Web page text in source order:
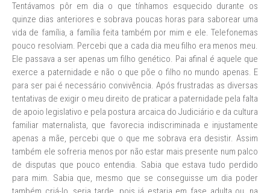
Tentávamos pôr em dia o que tínhamos esquecido durante os
quinze dias anteriores e sobrava poucas horas para saborear uma
vida de família, a família feita também por mim e ele. Telefonemas
pouco resolviam. Percebi que a cada dia meu filho era menos meu.
Ele passava a ser apenas um filho genético. Pai afinal é aquele que
exerce a paternidade e não o que põe o filho no mundo apenas. E
para ser pai é necessário convivência. Após frustradas as diversas
tentativas de exigir o meu direito de praticar a paternidade pela falta
de apoio legislativo e pela postura arcaica do Judiciário e da cultura
familiar maternalista, que favorecia indiscriminada e injustamente
apenas a mãe, percebi que o que me sobrava era desistir. Assim
também ele sofreria menos por não estar mais presente num palco
de disputas que pouco entendia. Sabia que estava tudo perdido
para mim. Sabia que, mesmo que se conseguisse um dia poder